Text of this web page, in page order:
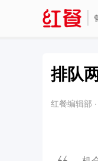
排队
红餐编辑部 ·